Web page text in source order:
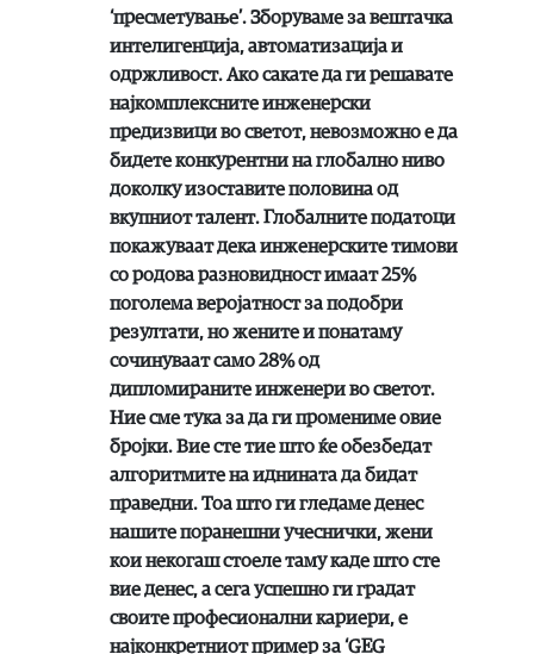
‘пресметување’. Зборуваме за вештачка
интелигенција, автоматизација и
одржливост. Ако сакате да ги решавате
најкомплексните инженерски
предизвици во светот, невозможно е да
бидете конкурентни на глобално ниво
доколку изоставите половина од
вкупниот талент. Глобалните податоци
покажуваат дека инженерските тимови
со родова разновидност имаат 25%
поголема веројатност за подобри
резултати, но жените и понатаму
сочинуваат само 28% од
дипломираните инженери во светот.
Ние сме тука за да ги промениме овие
бројки. Вие сте тие што ќе обезбедат
алгоритмите на иднината да бидат
праведни. Тоа што ги гледаме денес
нашите поранешни учеснички, жени
кои некогаш стоеле таму каде што сте
вие денес, а сега успешно ги градат
своите професионални кариери, е
најконкретниот пример за ‘GEG